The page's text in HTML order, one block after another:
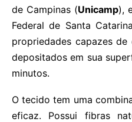
de Campinas (Unicamp),
Federal de Santa
propriedades capazes
depositados em sua
minutos.
O tecido tem uma
eficaz. Possui fibras